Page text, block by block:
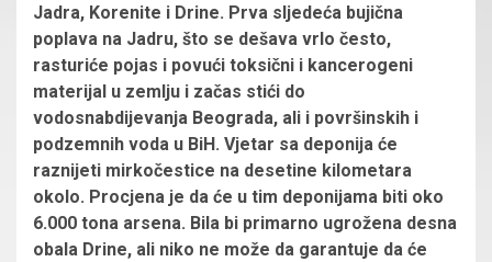
Jadra, Korenite i Drine. Prva sljedeća bujična
poplava na Jadru, što se dešava vrlo često,
rasturiće pojas i povući toksični i kancerogeni
materijal u zemlju i začas stići do
vodosnabdijevanja Beograda, ali i površinskih i
podzemnih voda u BiH. Vjetar sa deponija će
raznijeti mirkočestice na desetine kilometara
okolo. Procjena je da će u tim deponijama biti oko
6.000 tona arsena. Bila bi primarno ugrožena desna
obala Drine, ali niko ne može da garantuje da će